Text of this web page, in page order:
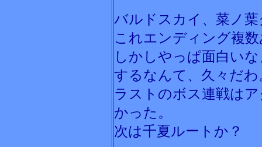
バルドスカイ、菜ノ
これエンディング複
しかしやっぱ面白い
するなんて、久々だわ
ラストのボス連戦は
かった。
次は千夏ルートか？